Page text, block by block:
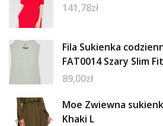
141,78zł
Fila Sukienka
FAT0014 Szary Slim Fit
89,00zł
Moe Zwiewna
Khaki L